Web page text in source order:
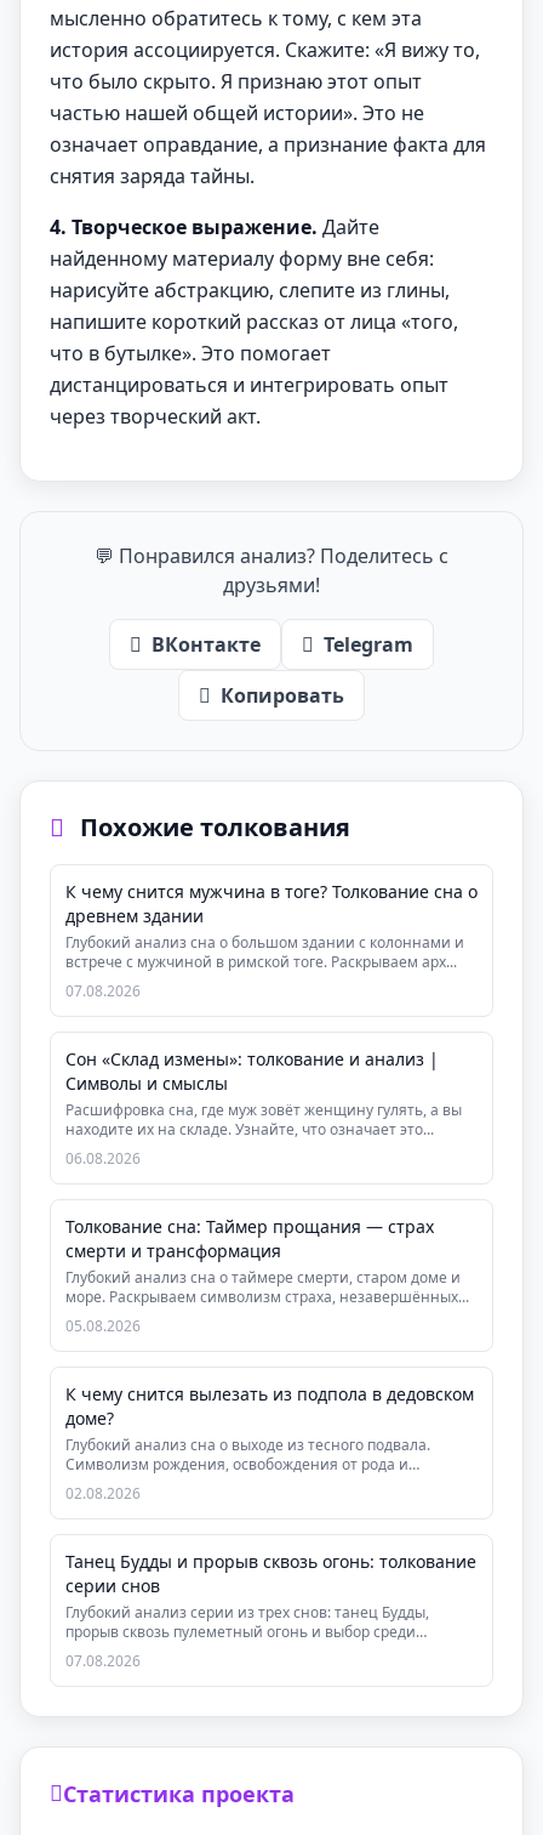
мысленно обратитесь к тому, с кем эта
история ассоциируется. Скажите: «Я вижу то,
что было скрыто. Я признаю этот опыт
частью нашей общей истории». Это не
означает оправдание, а признание факта для
снятия заряда тайны.
4. Творческое выражение. Дайте
найденному материалу форму вне себя:
нарисуйте абстракцию, слепите из глины,
напишите короткий рассказ от лица «того,
что в бутылке». Это помогает
дистанцироваться и интегрировать опыт
через творческий акт.
💬 Понравился анализ? Поделитесь с
друзьями!
ВКонтакте
Telegram
Копировать
Похожие толкования
К чему снится мужчина в тоге? Толкование сна о
древнем здании
Глубокий анализ сна о большом здании с колоннами и
встрече с мужчиной в римской тоге. Раскрываем арх...
07.08.2026
Сон «Склад измены»: толкование и анализ |
Символы и смыслы
Расшифровка сна, где муж зовёт женщину гулять, а вы
находите их на складе. Узнайте, что означает это...
06.08.2026
Толкование сна: Таймер прощания — страх
смерти и трансформация
Глубокий анализ сна о таймере смерти, старом доме и
море. Раскрываем символизм страха, незавершённых...
05.08.2026
К чему снится вылезать из подпола в дедовском
доме?
Глубокий анализ сна о выходе из тесного подвала.
Символизм рождения, освобождения от рода и
инициаци...
02.08.2026
Танец Будды и прорыв сквозь огонь: толкование
серии снов
Глубокий анализ серии из трех снов: танец Будды,
прорыв сквозь пулеметный огонь и выбор среди
друзей...
07.08.2026
Статистика проекта